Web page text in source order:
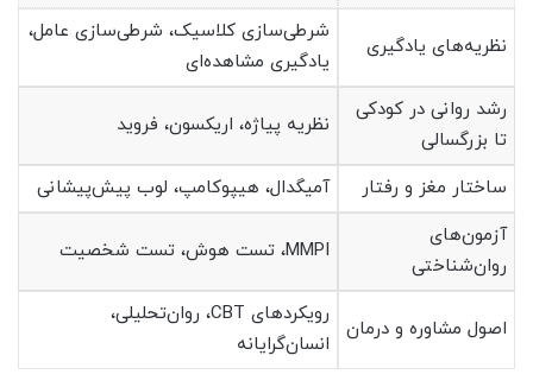
نظریه‌های یادگیری
شرطی‌سازی کلاسیک، شرطی‌سازی عامل،
یادگیری مشاهده‌ای
رشد روانی در کودکی
تا بزرگسالی
نظریه پیاژه، اریکسون، فروید
ساختار مغز و رفتار
آمیگدال، هیپوکامپ، لوب پیش‌پیشانی
آزمون‌های
روان‌شناختی
MMPI، تست هوش، تست شخصیت
اصول مشاوره و درمان
رویکردهای CBT، روان‌تحلیلی،
انسان‌گرایانه